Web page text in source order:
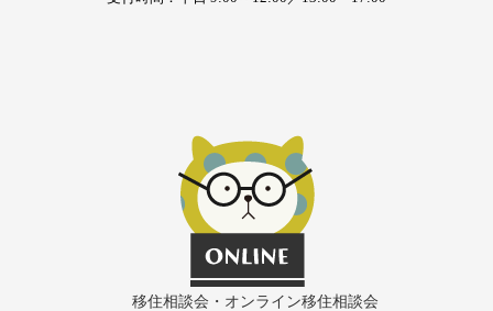
移住相談会・オンライン移住相談会